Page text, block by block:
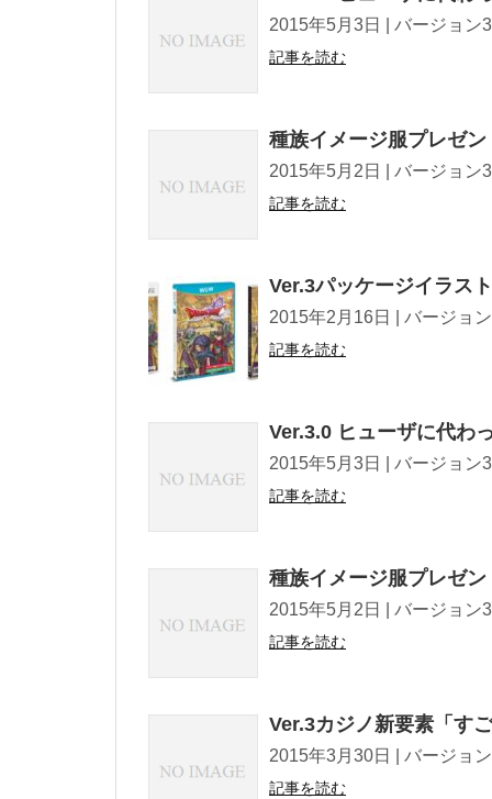
2015年5月3日 | バージョ
記事を読む
種族イメージ服プレゼ
2015年5月2日 | バージョ
記事を読む
Ver.3パッケージイラス
2015年2月16日 | バージョ
記事を読む
Ver.3.0 ヒューザに代わ
2015年5月3日 | バージョ
記事を読む
種族イメージ服プレゼ
2015年5月2日 | バージョ
記事を読む
Ver.3カジノ新要素「す
2015年3月30日 | バージョ
記事を読む